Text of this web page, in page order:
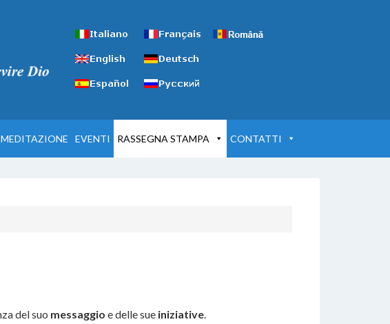
EVENTI RASSEGNA STAMPA CONTATTI
del suo messaggio e delle sue iniziative.